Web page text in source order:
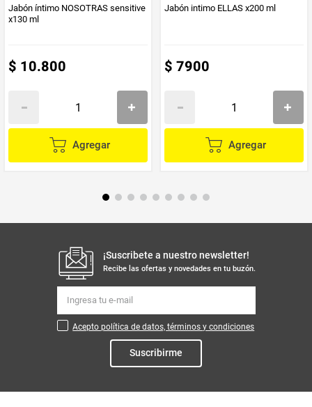
Jabón íntimo NOSOTRAS sensitive
x130 ml
$ 10.800
Agregar
Jabón intimo ELLAS x200 ml
$ 7900
Agregar
¡Suscribete a nuestro newsletter!
Recibe las ofertas y novedades en tu buzón.
Acepto política de datos, términos y condiciones
Suscribirme